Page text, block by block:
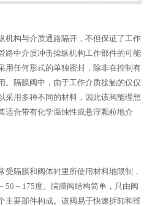
机构与介质通路隔开，不但保证了工作
路中介质冲击操纵机构工作部件的可能
用任何形式的单独密封，除非在控制有
。隔膜阀中，由于工作介质接触的仅仅
采用多种不同的材料，因此该阀能理想
适合带有化学腐蚀性或悬浮颗粒地介
受隔膜和阀体衬里所使用材料地限制，
50～175度。隔膜阀结构简单，只由阀
主要部件构成。该阀易于快速拆卸和维